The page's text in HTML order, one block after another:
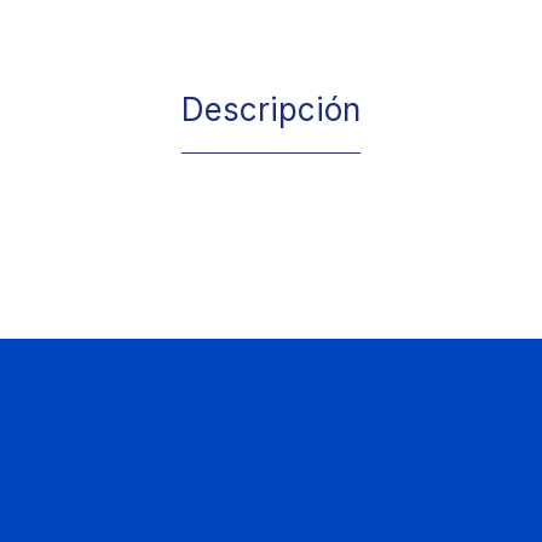
Descripción